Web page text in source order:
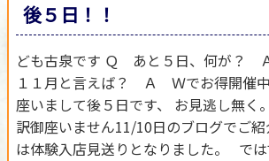
後５日！！
ども古泉です Ｑ あと５日、何が？
１１月と言えば？ Ａ Ｗでお得開催
座いまして後５日です、 お見逃し無く
訳御座いません11/10日のブログでご
は体験入店見送りとなりました。 で